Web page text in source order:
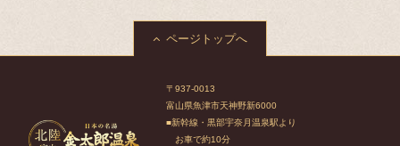
ページトップへ
〒937-0013
富山県魚津市天神野新6000
■新幹線・黒部宇奈月温泉駅より
お車で約10分